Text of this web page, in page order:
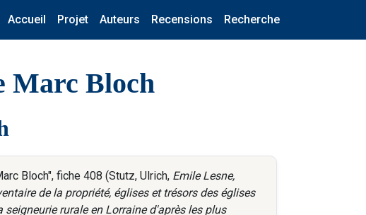
Accueil Projet Auteurs Recensions Recherche
Marc Bloch
Bloch", fiche 408 (Stutz, Ulrich, Emile Lesne,
de la propriété, églises et trésors des églises
rurale en Lorraine d'après les plus